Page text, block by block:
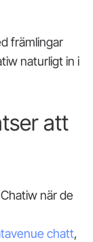
främlingar
naturligt in i
att
när de
chatt,